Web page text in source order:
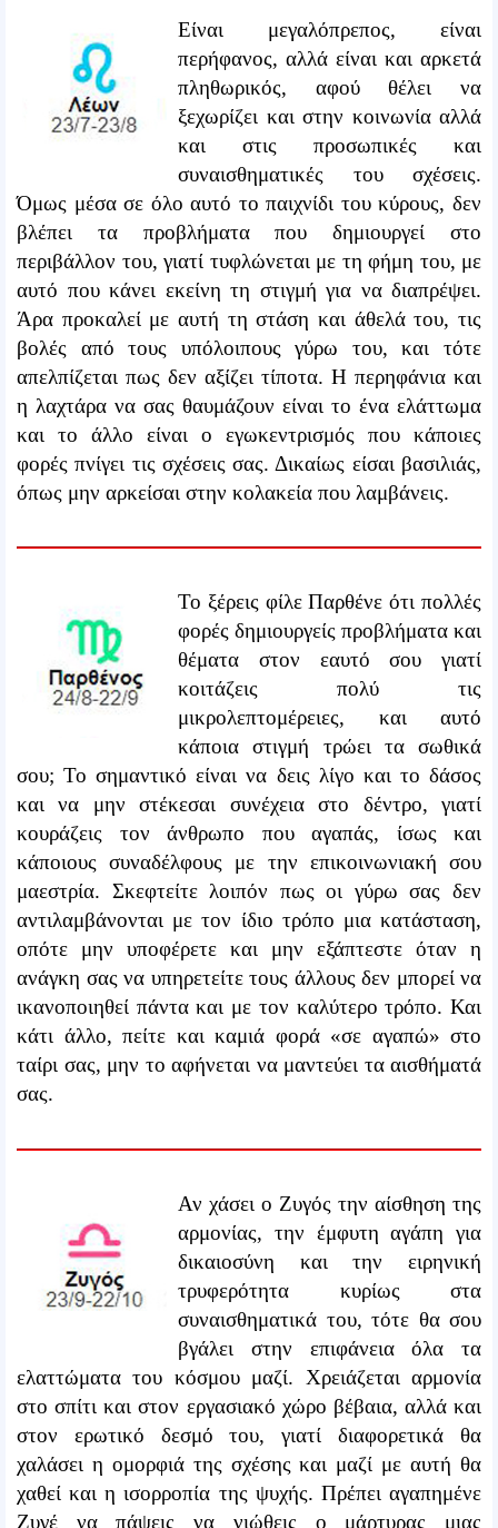
Είναι μεγαλόπρεπος, είναι
περήφανος, αλλά είναι και αρκετά
πληθωρικός, αφού θέλει να
ξεχωρίζει και στην κοινωνία αλλά
και στις προσωπικές και
συναισθηματικές του σχέσεις.
Όμως μέσα σε όλο αυτό το παιχνίδι του κύρους, δεν
βλέπει τα προβλήματα που δημιουργεί στο
περιβάλλον του, γιατί τυφλώνεται με τη φήμη του, με
αυτό που κάνει εκείνη τη στιγμή για να διαπρέψει.
Άρα προκαλεί με αυτή τη στάση και άθελά του, τις
βολές από τους υπόλοιπους γύρω του, και τότε
απελπίζεται πως δεν αξίζει τίποτα. Η περηφάνια και
η λαχτάρα να σας θαυμάζουν είναι το ένα ελάττωμα
και το άλλο είναι ο εγωκεντρισμός που κάποιες
φορές πνίγει τις σχέσεις σας. Δικαίως είσαι βασιλιάς,
όπως μην αρκείσαι στην κολακεία που λαμβάνεις.
Το ξέρεις φίλε Παρθένε ότι πολλές
φορές δημιουργείς προβλήματα και
θέματα στον εαυτό σου γιατί
κοιτάζεις πολύ τις
μικρολεπτομέρειες, και αυτό
κάποια στιγμή τρώει τα σωθικά
σου; Το σημαντικό είναι να δεις λίγο και το δάσος
και να μην στέκεσαι συνέχεια στο δέντρο, γιατί
κουράζεις τον άνθρωπο που αγαπάς, ίσως και
κάποιους συναδέλφους με την επικοινωνιακή σου
μαεστρία. Σκεφτείτε λοιπόν πως οι γύρω σας δεν
αντιλαμβάνονται με τον ίδιο τρόπο μια κατάσταση,
οπότε μην υποφέρετε και μην εξάπτεστε όταν η
ανάγκη σας να υπηρετείτε τους άλλους δεν μπορεί να
ικανοποιηθεί πάντα και με τον καλύτερο τρόπο. Και
κάτι άλλο, πείτε και καμιά φορά «σε αγαπώ» στο
ταίρι σας, μην το αφήνεται να μαντεύει τα αισθήματά
σας.
Αν χάσει ο Ζυγός την αίσθηση της
αρμονίας, την έμφυτη αγάπη για
δικαιοσύνη και την ειρηνική
τρυφερότητα κυρίως στα
συναισθηματικά του, τότε θα σου
βγάλει στην επιφάνεια όλα τα
ελαττώματα του κόσμου μαζί. Χρειάζεται αρμονία
στο σπίτι και στον εργασιακό χώρο βέβαια, αλλά και
στον ερωτικό δεσμό του, γιατί διαφορετικά θα
χαλάσει η ομορφιά της σχέσης και μαζί με αυτή θα
χαθεί και η ισορροπία της ψυχής. Πρέπει αγαπημένε
Ζυγέ να πάψεις να νιώθεις ο μάρτυρας μιας